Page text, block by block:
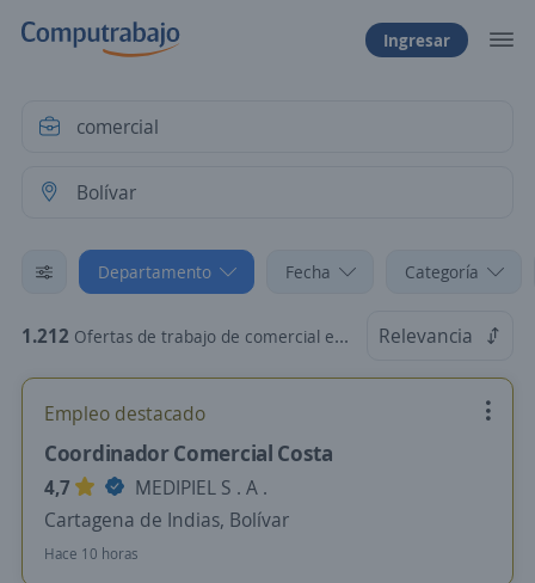
Ingresar
Departamento Fecha Categoría
1.212 Ofertas de trabajo de comercial en Bolívar Relevancia
Empleo destacado
Coordinador Comercial Costa
4,7
MEDIPIEL S . A .
Cartagena de Indias, Bolívar
Hace 10 horas